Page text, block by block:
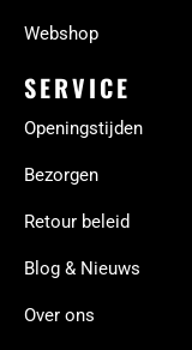
Webshop
SERVICE
Openingstijden
Bezorgen
Retour beleid
Blog & Nieuws
Over ons